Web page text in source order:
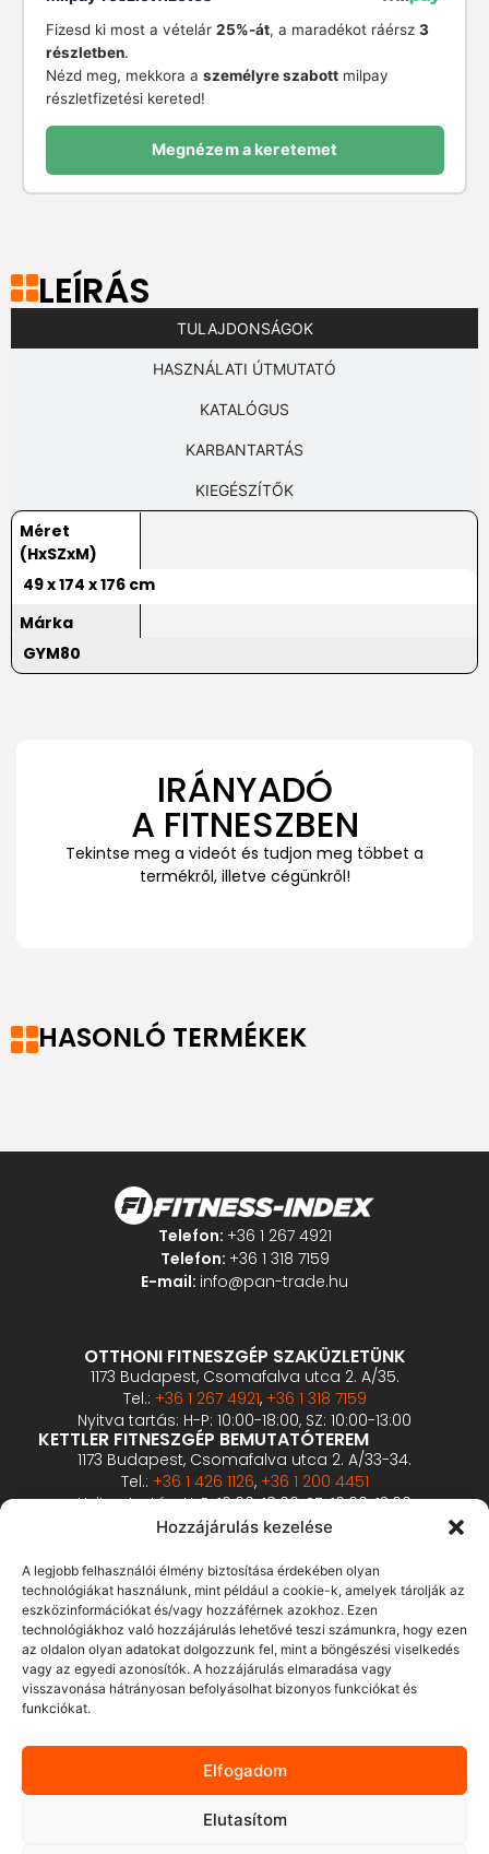
Hozzájárulás kezelése
A legjobb felhasználói élmény biztosítása érdekében olyan
technológiákat használunk, mint például a cookie-k, amelyek tárolják az
eszközinformációkat és/vagy hozzáférnek azokhoz. Ezen
technológiákhoz való hozzájárulás lehetővé teszi számunkra, hogy ezen
az oldalon olyan adatokat dolgozzunk fel, mint a böngészési viselkedés
vagy az egyedi azonosítók. A hozzájárulás elmaradása vagy
visszavonása hátrányosan befolyásolhat bizonyos funkciókat és
funkciókat.
Elfogadom
Elutasítom
Fizesd ki most a vételár 25%-át, a maradékot ráérsz 3
részletben.
Nézd meg, mekkora a személyre szabottmilpay
részletfizetési kereted!
Megnézem a keretemet
LEÍRÁS
TULAJDONSÁGOK
HASZNÁLATI ÚTMUTATÓ
KATALÓGUS
KARBANTARTÁS
KIEGÉSZÍTŐK
Méret
(HxSZxM)
49 x 174 x 176 cm
Márka
GYM80
IRÁNYADÓ
A FITNESZBEN
Tekintse meg a videót és tudjon meg többet a
termékről, illetve cégünkről!
HASONLÓ TERMÉKEK
Telefon: +36 1 267 4921
Telefon: +36 1 318 7159
E-mail: info@pan-trade.hu
OTTHONI FITNESZGÉP SZAKÜZLETÜNK
1173 Budapest, Csomafalva utca 2. A/35.
Tel.: +36 1 267 4921, +36 1 318 7159
Nyitva tartás: H-P: 10:00-18:00, SZ: 10:00-13:00
KETTLER FITNESZGÉP BEMUTATÓTEREM
1173 Budapest, Csomafalva utca 2. A/33-34.
Tel.: +36 1 426 1126, +36 1 200 4451
Nyitva tartás: H-P: 10:00-18:00, SZ: 10:00-13:00
PROFESSZIONÁLIS FITNESZGÉP BEMUTATÓTEREM
2360 Gyál, Vállalkozó u. 12.
Tel.: +36 1 900 0657
Nyitva tartás: előzetes bejelentkezés alapján
ÁSZF
Adatvédelmi tájékoztató
Fizetés és szállítás
GY.I.K.